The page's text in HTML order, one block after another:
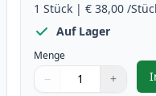
1 Stück | € 38,00 /
Auf Lager
Menge
Verwenden Sie die
− +
1